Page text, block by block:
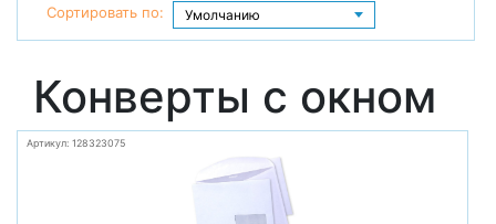
Сортировать по:
Конверты с окном
Артикул: 128323075